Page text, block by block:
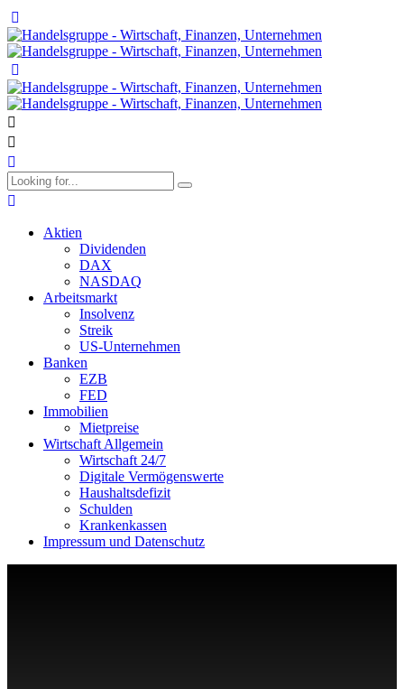
Aktien
Dividenden
DAX
NASDAQ
Arbeitsmarkt
Insolvenz
Streik
US-Unternehmen
Banken
EZB
FED
Immobilien
Mietpreise
Wirtschaft Allgemein
Wirtschaft 24/7
Digitale Vermögenswerte
Haushaltsdefizit
Schulden
Krankenkassen
Impressum und Datenschutz